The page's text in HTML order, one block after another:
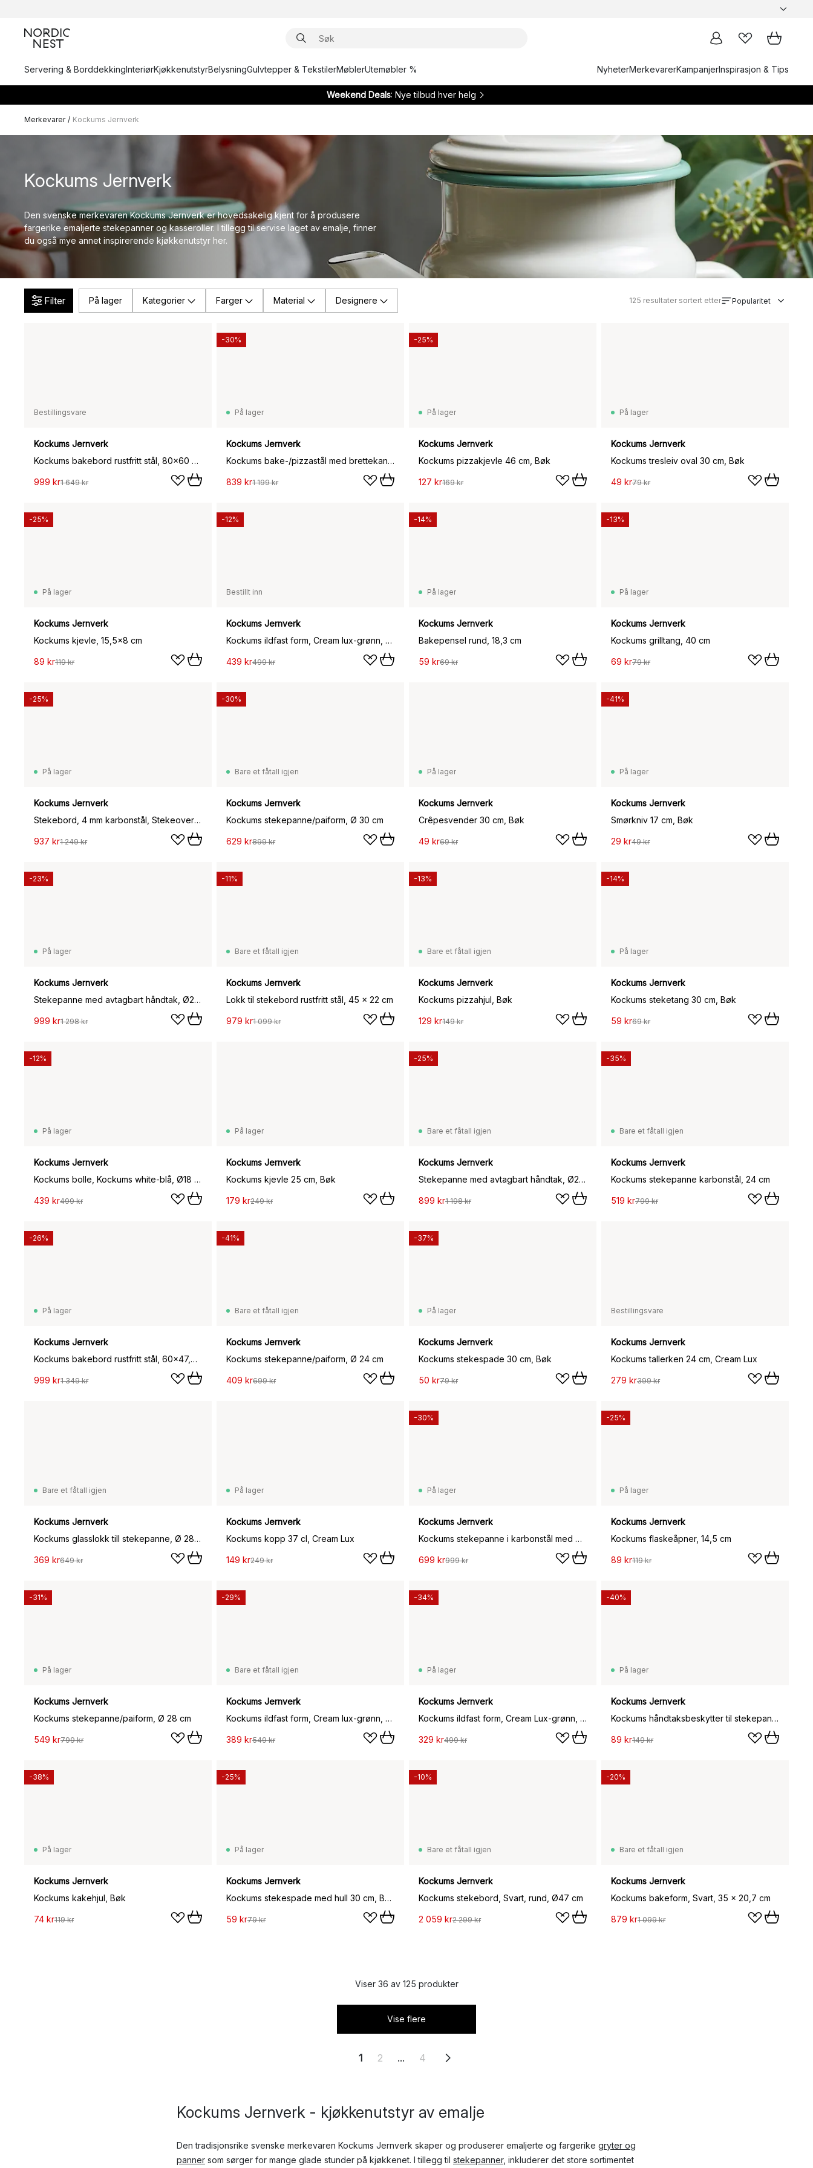
Servering & BorddekkingInteriørKjøkkenutstyrBelysningGulvtepper & TekstilerMøblerUtemøbler % NyheterMerkevarerKampanjerInspirasjon & Tips
Weekend Deals: Nye tilbud hver helg
Merkevarer / Kockums Jernverk
Kockums Jernverk
Den svenske merkevaren Kockums Jernverk er hovedsakelig kjent for å produsere
fargerike emaljerte stekepanner og kasseroller. I tillegg til servise laget av emalje, finner
du også mye annet inspirerende kjøkkenutstyr her.
Filter På lager Kategorier Farger Material Designere 125 resultater sortert etter Popularitet
Bestillingsvare
Kockums Jernverk
Kockums bakebord rustfritt stål, 80x60 cm
999 kr1 649 kr
På lager
Kockums Jernverk
Kockums bake-/pizzastål med brettekant, 37 x 32 cm
839 kr1 199 kr
-30%
På lager
Kockums Jernverk
Kockums pizzakjevle 46 cm, Bøk
127 kr169 kr
-25%
På lager
Kockums Jernverk
Kockums tresleiv oval 30 cm, Bøk
49 kr79 kr
På lager
Kockums Jernverk
Kockums kjevle, 15,5x8 cm
89 kr119 kr
-25%
Bestillt inn
Kockums Jernverk
Kockums ildfast form, Cream lux-grønn, 23×13,5 cm
439 kr499 kr
-12%
På lager
Kockums Jernverk
Bakepensel rund, 18,3 cm
59 kr69 kr
-14%
På lager
Kockums Jernverk
Kockums grilltang, 40 cm
69 kr79 kr
-13%
På lager
Kockums Jernverk
Stekebord, 4 mm karbonstål, Stekeoverflate 45 x 22 cm
937 kr1 249 kr
-25%
Bare et fåtall igjen
Kockums Jernverk
Kockums stekepanne/paiform, Ø 30 cm
629 kr899 kr
-30%
På lager
Kockums Jernverk
Crêpesvender 30 cm, Bøk
49 kr69 kr
På lager
Kockums Jernverk
Smørkniv 17 cm, Bøk
29 kr49 kr
-41%
På lager
Kockums Jernverk
Stekepanne med avtagbart håndtak, Ø28 cm
999 kr1 298 kr
-23%
Bare et fåtall igjen
Kockums Jernverk
Lokk til stekebord rustfritt stål, 45 x 22 cm
979 kr1 099 kr
-11%
Bare et fåtall igjen
Kockums Jernverk
Kockums pizzahjul, Bøk
129 kr149 kr
-13%
På lager
Kockums Jernverk
Kockums steketang 30 cm, Bøk
59 kr69 kr
-14%
På lager
Kockums Jernverk
Kockums bolle, Kockums white-blå, Ø18 cm
439 kr499 kr
-12%
På lager
Kockums Jernverk
Kockums kjevle 25 cm, Bøk
179 kr249 kr
Bare et fåtall igjen
Kockums Jernverk
Stekepanne med avtagbart håndtak, Ø24 cm
899 kr1 198 kr
-25%
Bare et fåtall igjen
Kockums Jernverk
Kockums stekepanne karbonstål, 24 cm
519 kr799 kr
-35%
På lager
Kockums Jernverk
Kockums bakebord rustfritt stål, 60x47,5 cm
999 kr1 349 kr
-26%
Bare et fåtall igjen
Kockums Jernverk
Kockums stekepanne/paiform, Ø 24 cm
409 kr699 kr
-41%
På lager
Kockums Jernverk
Kockums stekespade 30 cm, Bøk
50 kr79 kr
-37%
Bestillingsvare
Kockums Jernverk
Kockums tallerken 24 cm, Cream Lux
279 kr399 kr
Bare et fåtall igjen
Kockums Jernverk
Kockums glasslokk till stekepanne, Ø 28 cm
369 kr649 kr
På lager
Kockums Jernverk
Kockums kopp 37 cl, Cream Lux
149 kr249 kr
På lager
Kockums Jernverk
Kockums stekepanne i karbonstål med ergonomisk håndtak, Ø28 cm
699 kr999 kr
-30%
På lager
Kockums Jernverk
Kockums flaskeåpner, 14,5 cm
89 kr119 kr
-25%
På lager
Kockums Jernverk
Kockums stekepanne/paiform, Ø 28 cm
549 kr799 kr
-31%
Bare et fåtall igjen
Kockums Jernverk
Kockums ildfast form, Cream lux-grønn, rund, Ø28 cm
389 kr549 kr
-29%
På lager
Kockums Jernverk
Kockums ildfast form, Cream Lux-grønn, rund, Ø24 cm
329 kr499 kr
-34%
På lager
Kockums Jernverk
Kockums håndtaksbeskytter til stekepanne karbonstål, 5 x 19 cm-neopren
89 kr149 kr
-40%
På lager
Kockums Jernverk
Kockums kakehjul, Bøk
74 kr119 kr
-38%
På lager
Kockums Jernverk
Kockums stekespade med hull 30 cm, Bøk
59 kr79 kr
-25%
Bare et fåtall igjen
Kockums Jernverk
Kockums stekebord, Svart, rund, Ø47 cm
2 059 kr2 299 kr
-10%
Bare et fåtall igjen
Kockums Jernverk
Kockums bakeform, Svart, 35 × 20,7 cm
879 kr1 099 kr
-20%
Viser 36 av 125 produkter
Vise flere
1 2 ... 4
Kockums Jernverk - kjøkkenutstyr av emalje
Den tradisjonsrike svenske merkevaren Kockums Jernverk skaper og produserer emaljerte og fargerike gryter og
panner som sørger for mange glade stunder på kjøkkenet. I tillegg til stekepanner, inkluderer det store sortimentet